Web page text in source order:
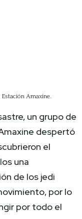
Amaxine.
un grupo de
despertó
el
una
de los jedi
por lo
por todo el